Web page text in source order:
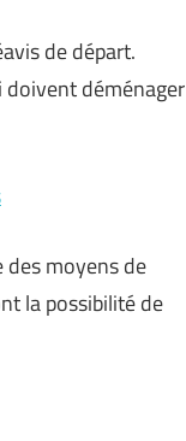
de départ.
doivent déménager
des moyens de
la possibilité de